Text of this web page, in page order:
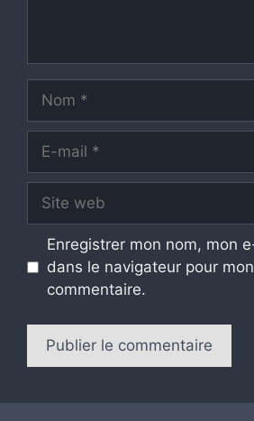
Nom
Site
Enregistrer mon nom, mon
dans le navigateur pour
commentaire.